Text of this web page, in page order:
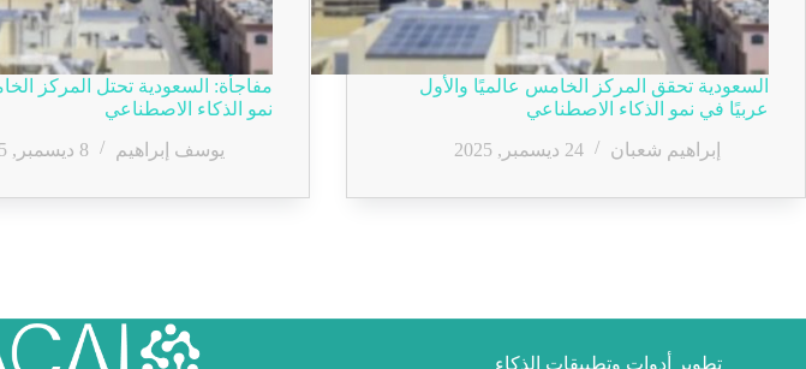
السعودية تحقق المركز الخامس عالميًا والأول
عربيًا في نمو الذكاء الاصطناعي
إبراهيم شعبان
24 ديسمبر, 2025
مفاجأة: السعودية تحتل المركز
نمو الذكاء الاصطناعي
يوسف إبراهيم
8 ديسمبر, 2025
تطوير أدوات وتطبيقات الذكاء